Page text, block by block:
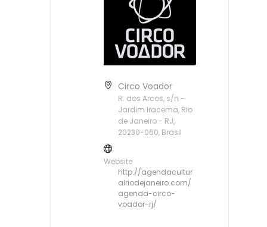
Circo Voador
R. dos Arcos, s/n -
Jardim Iracema, Rio
de Janeiro - RJ,
20230-060, Brasil
Website
http://agendacultur
alriodejaneiro.com/
agenda-circo-
voador-rj/